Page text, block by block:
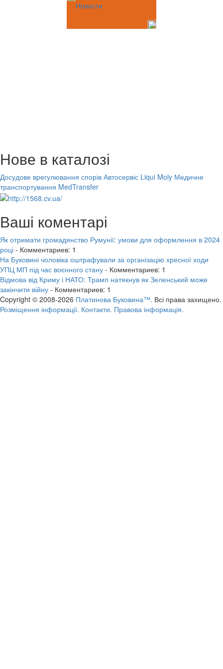
Новости
Нове в каталозі
Досудове врегулювання спорів Автосервіс Liqui Moly Медичне
транспортування MedTransfer
Ваші коментарі
Як отримати громадянство Румунії: умови для оформлення в 2024
році - Комментариев: 1
На Буковині чоловіка оштрафували за організацію хресної ходи
УПЦ МП під час воєнного стану - Комментариев: 1
Відмова від Криму і НАТО: Трамп натякнув як Зеленський може
закінчити війну - Комментариев: 1
Copyright © 2008-2026 Платинова Буковина™. Всі права захищено.
Розміщення інформації. Контакти. Правова інформація.